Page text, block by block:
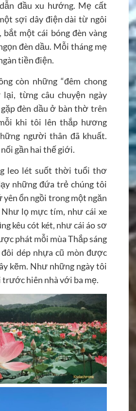
đầu xu hướng. Mẹ cất
sợi dây điện dài từ ngôi
bắt một cái bóng đèn vàng
đèn dầu. Mỗi tháng mẹ
tiền điện.
còn những “đêm chong
từng câu chuyện ngày
đèn dầu ở bàn thờ trên
khi tôi lên thắp hương
người thân đã khuất.
gần hai thế giới.
leo lét suốt thời tuổi thơ
những đứa trẻ chúng tôi
yên ổn ngồi trong một ngăn
lọ mực tím, như cái xe
kêu cót két, như cái áo sơ
phát mỗi mùa Thắp sáng
dép nhựa cũ mòn được
kẽm. Như những ngày tôi
hiên nhà với ba mẹ.